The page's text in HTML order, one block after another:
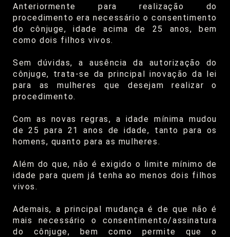
Anteriormente para realização do
procedimento era necessário o consentimento
do cônjuge, idade acima de 25 anos, bem
como dois filhos vivos.
Sem dúvidas, a ausência da autorização do
cônjuge, trata-se da principal inovação da lei
para as mulheres que desejam realizar o
procedimento.
Com as novas regras, a idade mínima mudou
de 25 para 21 anos de idade, tanto para os
homens, quanto para as mulheres.
Além do que, não é exigido o limite mínimo de
idade para quem já tenha ao menos dois filhos
vivos.
Ademais, a principal mudança é de que não é
mais necessário o consentimento/assinatura
do cônjuge, bem como permite que o